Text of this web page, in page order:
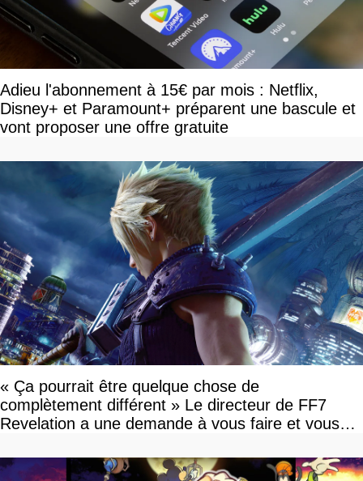
Adieu l'abonnement à 15€ par mois : Netflix,
Disney+ et Paramount+ préparent une bascule et
vont proposer une offre gratuite
« Ça pourrait être quelque chose de
complètement différent » Le directeur de FF7
Revelation a une demande à vous faire et vous